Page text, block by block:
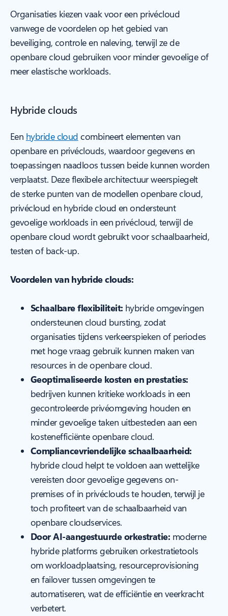
Organisaties kiezen vaak voor een privécloud
vanwege de voordelen op het gebied van
beveiliging, controle en naleving, terwijl ze de
openbare cloud gebruiken voor minder gevoelige of
meer elastische workloads.
Hybride clouds
Een hybride cloud combineert elementen van
openbare en privéclouds, waardoor gegevens en
toepassingen naadloos tussen beide kunnen worden
verplaatst. Deze flexibele architectuur weerspiegelt
de sterke punten van de modellen openbare cloud,
privécloud en hybride cloud en ondersteunt
gevoelige workloads in een privécloud, terwijl de
openbare cloud wordt gebruikt voor schaalbaarheid,
testen of back-up.
Voordelen van hybride clouds:
Schaalbare flexibiliteit: hybride omgevingen
ondersteunen cloud bursting, zodat
organisaties tijdens verkeerspieken of periodes
met hoge vraag gebruik kunnen maken van
resources in de openbare cloud.
Geoptimaliseerde kosten en prestaties:
bedrijven kunnen kritieke workloads in een
gecontroleerde privéomgeving houden en
minder gevoelige taken uitbesteden aan een
kostenefficiënte openbare cloud.
Compliancevriendelijke schaalbaarheid:
hybride cloud helpt te voldoen aan wettelijke
vereisten door gevoelige gegevens on-
premises of in privéclouds te houden, terwijl je
toch profiteert van de schaalbaarheid van
openbare cloudservices.
Door AI-aangestuurde orkestratie: moderne
hybride platforms gebruiken orkestratietools
om workloadplaatsing, resourceprovisioning
en failover tussen omgevingen te
automatiseren, wat de efficiëntie en veerkracht
verbetert.